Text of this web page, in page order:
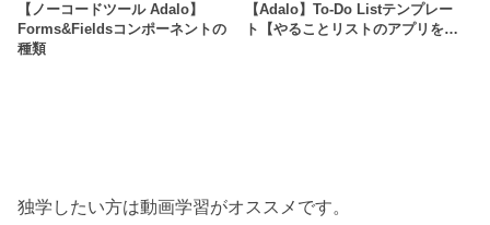
【ノーコードツール Adalo】
Forms&Fieldsコンポーネントの
種類
【Adalo】To-Do Listテンプレー
ト【やることリストのアプリを…
独学したい方は動画学習がオススメです。